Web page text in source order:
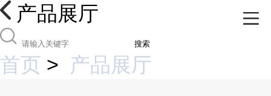
产品展厅
搜索
首页 > 产品展厅